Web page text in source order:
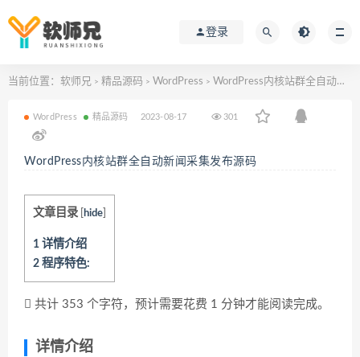
登录
当前位置： 软师兄 > 精品源码 > WordPress > WordPress内核站群全自动新闻采集发布源码
WordPress 精品源码 2023-08-17 301
WordPress内核站群全自动新闻采集发布源码
文章目录 hide
1 详情介绍
2 程序特色:
共计 353 个字符，预计需要花费 1 分钟才能阅读完成。
详情介绍